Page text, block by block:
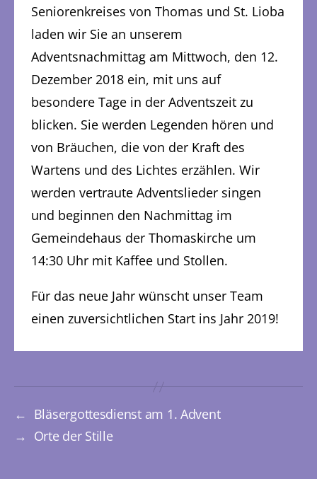
Seniorenkreises von Thomas und St. Lioba
laden wir Sie an unserem
Adventsnachmittag am Mittwoch, den 12.
Dezember 2018 ein, mit uns auf
besondere Tage in der Adventszeit zu
blicken. Sie werden Legenden hören und
von Bräuchen, die von der Kraft des
Wartens und des Lichtes erzählen. Wir
werden vertraute Adventslieder singen
und beginnen den Nachmittag im
Gemeindehaus der Thomaskirche um
14:30 Uhr mit Kaffee und Stollen.
Für das neue Jahr wünscht unser Team
einen zuversichtlichen Start ins Jahr 2019!
← Bläsergottesdienst am 1. Advent
→
Orte der Stille